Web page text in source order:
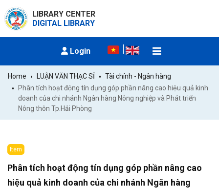
LIBRARY CENTER
DIGITAL LIBRARY
Login
Home LUẬN VĂN THẠC SĨ
Tài chính - Ngân hàng
Phân tích hoạt động tín dụng góp phần nâng cao hiệu quả kinh
doanh của chi nhánh Ngân hàng Nông nghiệp và Phát triển
Nông thôn Tp.Hải Phòng
Item
Phân tích hoạt động tín dụng góp phần nâng cao
hiệu quả kinh doanh của chi nhánh Ngân hàng